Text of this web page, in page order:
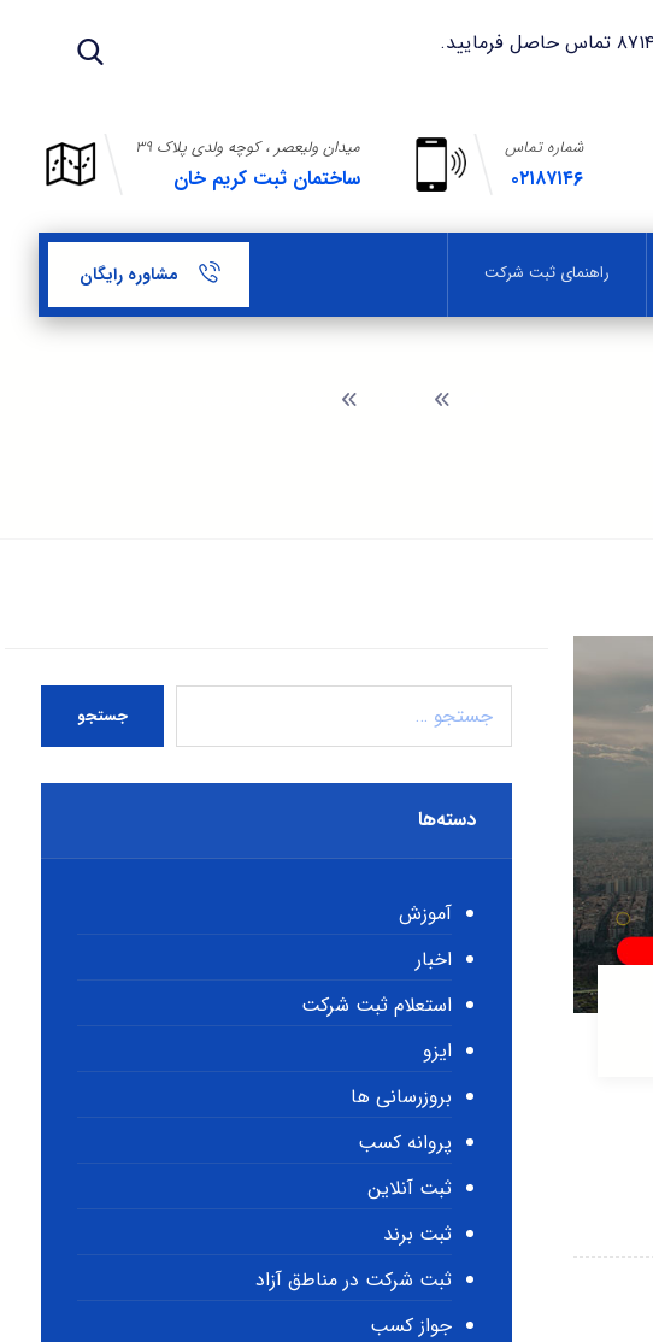
میدان ولیعصر ، کوچه ولدی پلاک ۳۹
ساختمان ثبت کریم خان
شماره تماس
۰۲۱۸۷۱۴۶
راهنمای ثبت شرکت مشاوره رایگان
جستجو
دسته‌ها
آموزش
اخبار
استعلام ثبت شرکت
ایزو
بروزرسانی ها
پروانه کسب
ثبت آنلاین
ثبت برند
ثبت شرکت در مناطق آزاد
جواز کسب